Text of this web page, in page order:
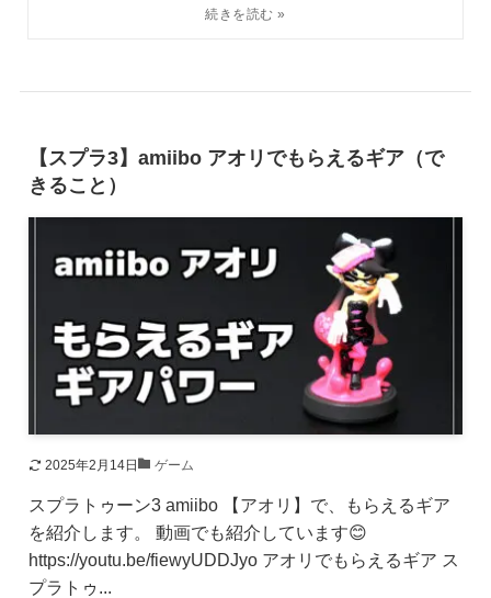
【スプラ3】amiibo アオリでもらえるギア（で
きること）
2025年2月14日 ゲーム
スプラトゥーン3 amiibo 【アオリ】で、もらえるギア
を紹介します。 動画でも紹介しています😊
https://youtu.be/fiewyUDDJyo アオリでもらえるギア ス
プラトゥ...